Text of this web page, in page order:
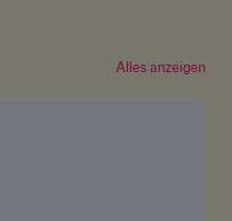
Alles anzeigen